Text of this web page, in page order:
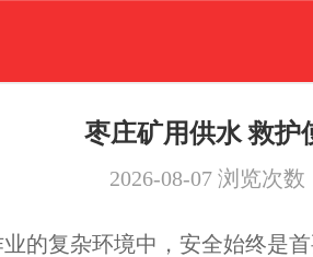
枣庄矿用供水 救护
2026-08-07浏览次数
的复杂环境中，安全始终是首